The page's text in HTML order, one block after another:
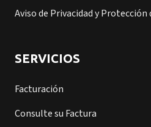
Aviso de Privacidad y Protección
SERVICIOS
Facturación
Consulte su Factura